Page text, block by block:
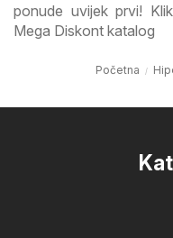
ponude uvijek prvi!
Mega Diskont katalog
Početna